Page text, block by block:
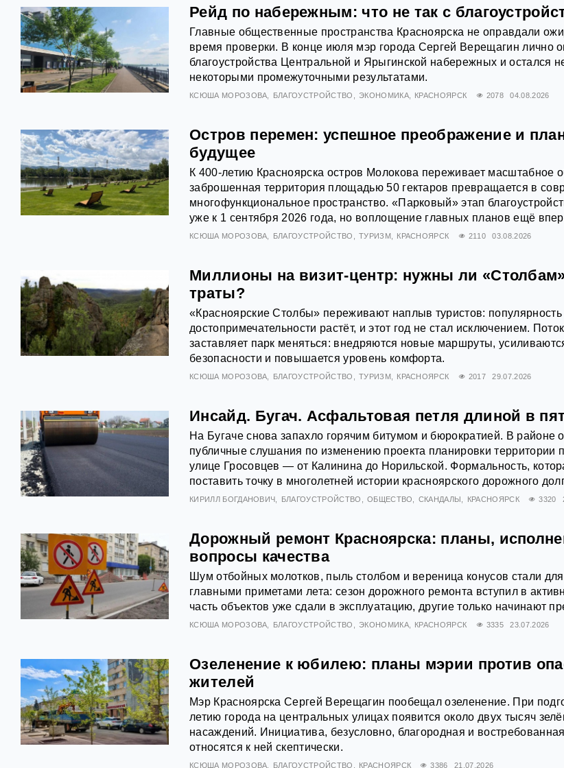
Рейд по набережным: что не так с
Главные общественные пространства Красноярска не оправдали
время проверки. В конце июля мэр города Сергей Верещагин лично
благоустройства Центральной и Ярыгинской набережных и остался
некоторыми промежуточными результатами.
КСЮША МОРОЗОВА БЛАГОУСТРОЙСТВО ЭКОНОМИКА КРАСНОЯРСК 2078 04.08.2026
Остров перемен: успешное преображение и
будущее
К 400-летию Красноярска остров Молокова переживает масштабное
заброшенная территория площадью 50 гектаров превращается в
многофункциональное пространство. «Парковый» этап
уже к 1 сентября 2026 года, но воплощение главных планов ещё
КСЮША МОРОЗОВА БЛАГОУСТРОЙСТВО ТУРИЗМ КРАСНОЯРСК 2110 03.08.2026
Миллионы на визит-центр: нужны ли
траты?
«Красноярские Столбы» переживают наплыв туристов:
достопримечательности растёт, и этот год не стал исключением.
заставляет парк меняться: внедряются новые маршруты,
безопасности и повышается уровень комфорта.
КСЮША МОРОЗОВА БЛАГОУСТРОЙСТВО ТУРИЗМ КРАСНОЯРСК 2017 29.07.2026
Инсайд. Бугач. Асфальтовая петля длиной в
На Бугаче снова запахло горячим битумом и бюрократией. В районе
публичные слушания по изменению проекта планировки территории
улице Гросовцев — от Калинина до Норильской. Формальность,
поставить точку в многолетней истории красноярского дорожного
КИРИЛЛ БОГДАНОВИЧ БЛАГОУСТРОЙСТВО ОБЩЕСТВО СКАНДАЛЫ КРАСНОЯРСК 3320
Дорожный ремонт Красноярска: планы,
вопросы качества
Шум отбойных молотков, пыль столбом и вереница конусов стали
главными приметами лета: сезон дорожного ремонта вступил в
часть объектов уже сдали в эксплуатацию, другие только начинают
КСЮША МОРОЗОВА БЛАГОУСТРОЙСТВО ЭКОНОМИКА КРАСНОЯРСК 3335 23.07.2026
Озеленение к юбилею: планы мэрии против
жителей
Мэр Красноярска Сергей Верещагин пообещал озеленение. При
летию города на центральных улицах появится около двух тысяч
насаждений. Инициатива, безусловно, благородная и
относятся к ней скептически.
КСЮША МОРОЗОВА БЛАГОУСТРОЙСТВО КРАСНОЯРСК 3386 21.07.2026